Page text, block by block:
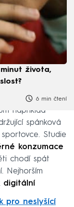
života,
6 min čtení
například
spánková
Studie
konzumace
chodí spát
Nejhorším
digitální
pro neslyšící